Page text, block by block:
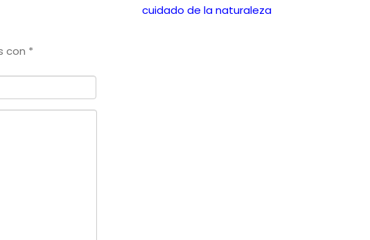
con *
cuidado de la naturaleza